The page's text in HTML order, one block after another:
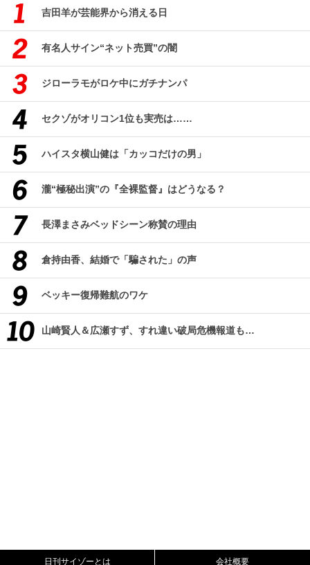
吉田羊が芸能界から消える日
有名人サイン“ネット売買”の闇
ジローラモがロケ中にガチナンパ
セクゾがオリコン1位も実売は……
ハイスタ横山健は「カッコだけの男」
瀧“極秘出演”の『全裸監督』はどうなる？
長澤まさみベッドシーン称賛の理由
倉持由香、結婚で「騙された」の声
ベッキー復帰難航のワケ
山崎賢人＆広瀬すず、すれ違い破局危機報道も…
日刊サイゾーとは 会社概要